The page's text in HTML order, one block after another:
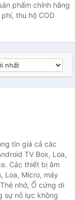
phẩm chính hãng
thu hộ COD
tin giá cả các
TV Box, Loa,
Các thiết bị âm
Loa, Micro, máy
nhớ, Ổ cứng di
sự nỗ lực không